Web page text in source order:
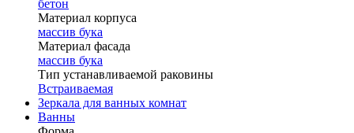
бетон
Материал корпуса
массив бука
Материал фасада
массив бука
Тип устанавливаемой раковины
Встраиваемая
Зеркала для ванных комнат
Ванны